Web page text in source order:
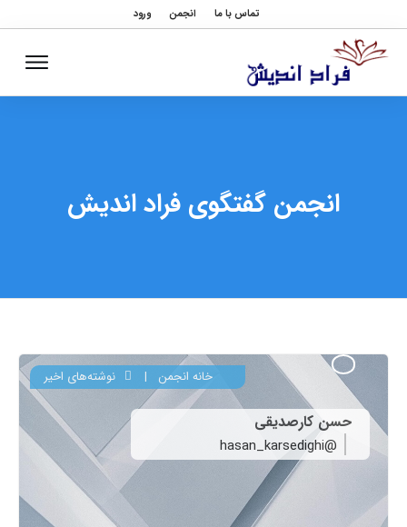
تماس با ما انجمن ورود
انجمن گفتگوی فراد اندیش
حسن کارصدیقی
@hasan_karsedighi
خانه انجمن | نوشته‌های اخیر